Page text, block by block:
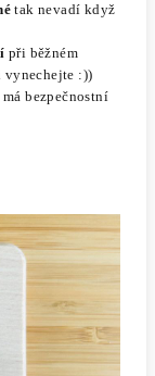
tak nevadí když
při běžném
vynechejte :))
má bezpečnostní